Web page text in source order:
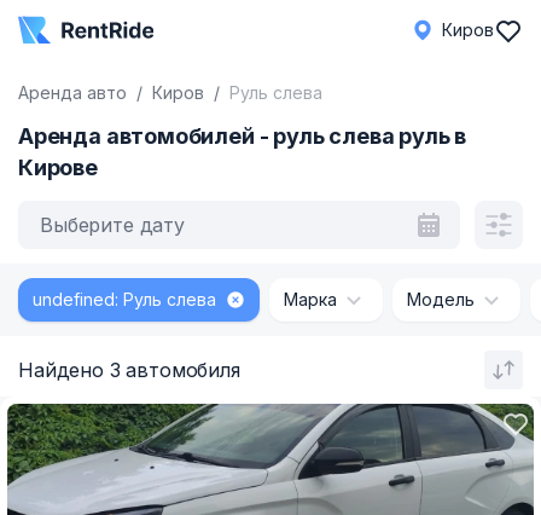
Киров
Аренда авто Киров Руль слева
Аренда автомобилей - руль слева руль в
Кирове
Выберите дату
undefined: Руль слева Марка Модель
Найдено 3 автомобиля